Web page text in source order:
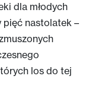
dla młodych
pięć nastolatek –
los do tej